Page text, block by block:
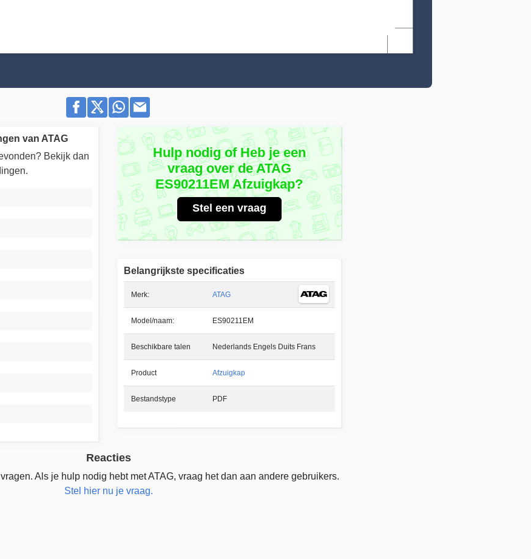
Hulp nodig of Heb je een
vraag over de ATAG
ES90211EM Afzuigkap?
Stel een vraag
Belangrijkste specificaties
Merk: ATAG
Model/naam: ES90211EM
Beschikbare talen Nederlands Engels Duits Frans
Product Afzuigkap
Bestandstype PDF
van ATAG
Bekijk dan
Reacties
Als je hulp nodig hebt met ATAG, vraag het dan aan andere gebruikers.
Stel hier nu je vraag.